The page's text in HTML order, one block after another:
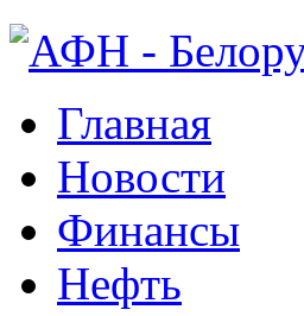
Главная
Новости
Финансы
Нефть